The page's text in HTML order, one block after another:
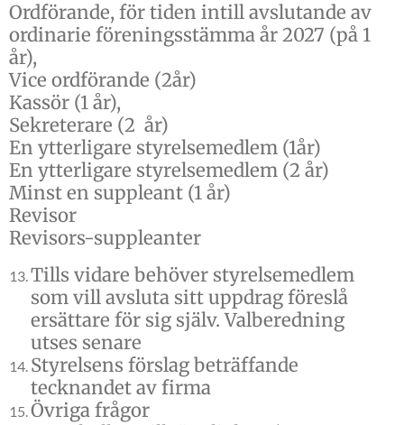
Ordförande, för tiden intill avslutande av
ordinarie föreningsstämma år 2027 (på 1
år),
Vice ordförande (2år)
Kassör (1 år),
Sekreterare (2 år)
En ytterligare styrelsemedlem (1år)
En ytterligare styrelsemedlem (2 år)
Minst en suppleant (1 år)
Revisor
Revisors-suppleanter
Tills vidare behöver styrelsemedlem
som vill avsluta sitt uppdrag föreslå
ersättare för sig själv. Valberedning
utses senare
Styrelsens förslag beträffande
tecknandet av firma
Övriga frågor